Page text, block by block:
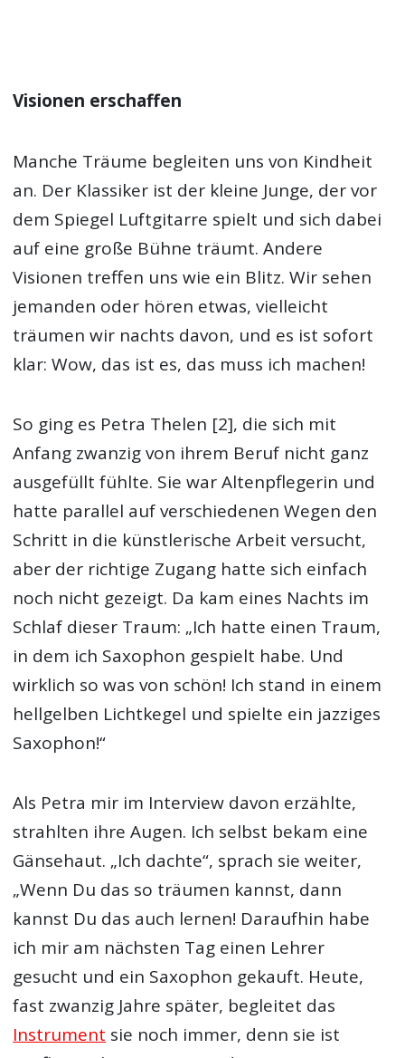
Visionen erschaffen
Manche Träume begleiten uns von Kindheit
an. Der Klassiker ist der kleine Junge, der vor
dem Spiegel Luftgitarre spielt und sich dabei
auf eine große Bühne träumt. Andere
Visionen treffen uns wie ein Blitz. Wir sehen
jemanden oder hören etwas, vielleicht
träumen wir nachts davon, und es ist sofort
klar: Wow, das ist es, das muss ich machen!
So ging es Petra Thelen [2], die sich mit
Anfang zwanzig von ihrem Beruf nicht ganz
ausgefüllt fühlte. Sie war Altenpflegerin und
hatte parallel auf verschiedenen Wegen den
Schritt in die künstlerische Arbeit versucht,
aber der richtige Zugang hatte sich einfach
noch nicht gezeigt. Da kam eines Nachts im
Schlaf dieser Traum: „Ich hatte einen Traum,
in dem ich Saxophon gespielt habe. Und
wirklich so was von schön! Ich stand in einem
hellgelben Lichtkegel und spielte ein jazziges
Saxophon!“
Als Petra mir im Interview davon erzählte,
strahlten ihre Augen. Ich selbst bekam eine
Gänsehaut. „Ich dachte“, sprach sie weiter,
„Wenn Du das so träumen kannst, dann
kannst Du das auch lernen! Daraufhin habe
ich mir am nächsten Tag einen Lehrer
gesucht und ein Saxophon gekauft. Heute,
fast zwanzig Jahre später, begleitet das
Instrument sie noch immer, denn sie ist